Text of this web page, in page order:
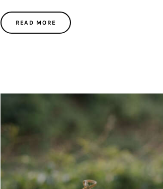
READ MORE